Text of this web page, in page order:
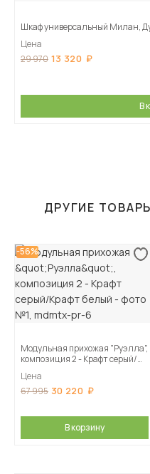
Шкаф универсальный Милан,
Цена
29 970 13 320
В
ДРУГИЕ
-56%
Модульная прихожая "Руэлла",
композиция 2 - Крафт серый/
Цена
67 995 30 220
В корзину